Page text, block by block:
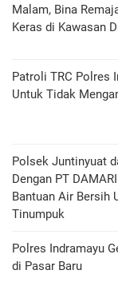
Malam, Bina
Keras di Kawasan
Patroli TRC Polres
Untuk Tidak
Polsek Juntinyuat
Dengan PT
Bantuan Air Bersih
Tinumpuk
Polres Indramayu
di Pasar Baru